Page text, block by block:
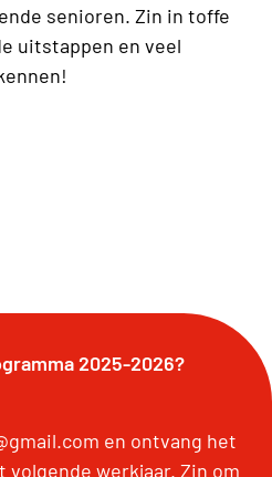
senioren. Zin in toffe
uitstappen en veel
2025-2026?
en ontvang het
volgende werkjaar. Zin om